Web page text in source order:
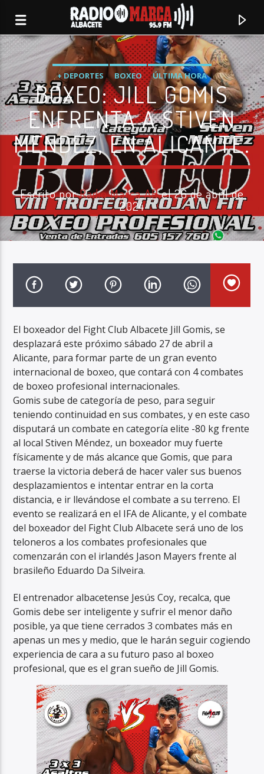
Canción actual
Radio Marca
Radio Marca AB
+ DEPORTES BOXEO ÚLTIMA HORA
BOXEO: JILL GOMIS
ENFRENTA A STIVEN
MENDEZ, EN ALICANTE.
Escrito porRadio Marca ABel 26 de abril de
2024
El boxeador del Fight Club Albacete Jill Gomis, se
desplazará este próximo sábado 27 de abril a
Alicante, para formar parte de un gran evento
internacional de boxeo, que contará con 4 combates
de boxeo profesional internacionales.
Gomis sube de categoría de peso, para seguir
teniendo continuidad en sus combates, y en este caso
disputará un combate en categoría elite -80 kg frente
al local Stiven Méndez, un boxeador muy fuerte
físicamente y de más alcance que Gomis, que para
traerse la victoria deberá de hacer valer sus buenos
desplazamientos e intentar entrar en la corta
distancia, e ir llevándose el combate a su terreno. El
evento se realizará en el IFA de Alicante, y el combate
del boxeador del Fight Club Albacete será uno de los
teloneros a los combates profesionales que
comenzarán con el irlandés Jason Mayers frente al
brasileño Eduardo Da Silveira.
El entrenador albacetense Jesús Coy, recalca, que
Gomis debe ser inteligente y sufrir el menor daño
posible, ya que tiene cerrados 3 combates más en
apenas un mes y medio, que le harán seguir cogiendo
experiencia de cara a su futuro paso al boxeo
profesional, que es el gran sueño de Jill Gomis.